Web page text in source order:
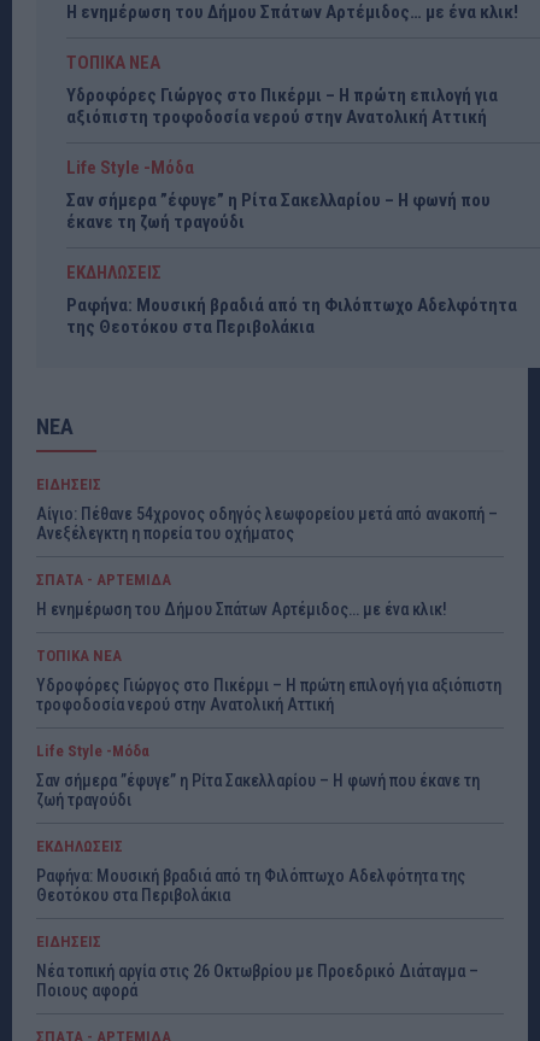
Η ενημέρωση του Δήμου Σπάτων Αρτέμιδος… με ένα κλικ!
ΤΟΠΙΚΑ ΝΕΑ
Υδροφόρες Γιώργος στο Πικέρμι – Η πρώτη επιλογή για
αξιόπιστη τροφοδοσία νερού στην Ανατολική Αττική
Life Style -Μόδα
Σαν σήμερα ”έφυγε” η Ρίτα Σακελλαρίου – Η φωνή που
έκανε τη ζωή τραγούδι
ΕΚΔΗΛΩΣΕΙΣ
Ραφήνα: Μουσική βραδιά από τη Φιλόπτωχο Αδελφότητα
της Θεοτόκου στα Περιβολάκια
ΝΕΑ
ΕΙΔΗΣΕΙΣ
Αίγιο: Πέθανε 54χρονος οδηγός λεωφορείου μετά από ανακοπή –
Ανεξέλεγκτη η πορεία του οχήματος
ΣΠΑΤΑ - ΑΡΤΕΜΙΔΑ
Η ενημέρωση του Δήμου Σπάτων Αρτέμιδος… με ένα κλικ!
ΤΟΠΙΚΑ ΝΕΑ
Υδροφόρες Γιώργος στο Πικέρμι – Η πρώτη επιλογή για αξιόπιστη
τροφοδοσία νερού στην Ανατολική Αττική
Life Style -Μόδα
Σαν σήμερα ”έφυγε” η Ρίτα Σακελλαρίου – Η φωνή που έκανε τη
ζωή τραγούδι
ΕΚΔΗΛΩΣΕΙΣ
Ραφήνα: Μουσική βραδιά από τη Φιλόπτωχο Αδελφότητα της
Θεοτόκου στα Περιβολάκια
ΕΙΔΗΣΕΙΣ
Νέα τοπική αργία στις 26 Οκτωβρίου με Προεδρικό Διάταγμα –
Ποιους αφορά
ΣΠΑΤΑ - ΑΡΤΕΜΙΔΑ